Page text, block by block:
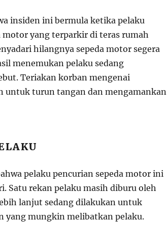
insiden ini bermula ketika pelaku
yang terparkir di teras rumah
hilangnya sepeda motor segera
menemukan pelaku sedang
Teriakan korban mengenai
untuk turun tangan dan mengamankan
pelaku pencurian sepeda motor ini
Satu rekan pelaku masih diburu oleh
lanjut sedang dilakukan untuk
yang mungkin melibatkan pelaku.